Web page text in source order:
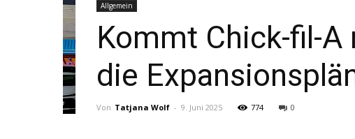
Allgemein
Kommt Chick-fil-A
die
Von Tatjana Wolf - 9. Juni 2025 774 0